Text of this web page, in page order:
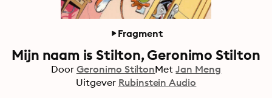
Fragment
Mijn naam is Stilton, Geronimo Stilton
Door Geronimo StiltonMet Jan Meng
Uitgever Rubinstein Audio